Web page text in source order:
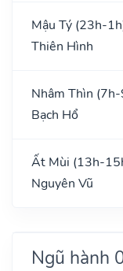
Mậu Tý (23h-
Thiên Hình
Nhâm Thìn
Bạch Hổ
Ất Mùi (13h-
Nguyên Vũ
Ngũ hành